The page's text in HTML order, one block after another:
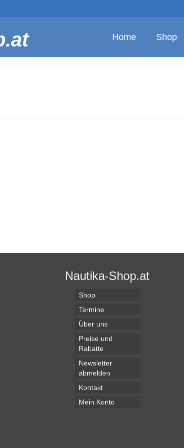
Home Shop
Nautika-Shop.at
Shop
Termine
Über uns
Preise und
Rabatte
Newsletter
abmelden
Kontakt
Mein Konto